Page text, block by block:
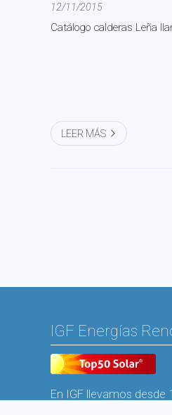
12/11/2015
Catálogo calderas Leña
LEER MÁS
IGF Energías
En IGF llevamos desde